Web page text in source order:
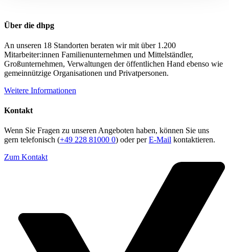
Über die dhpg
An unseren 18 Standorten beraten wir mit über 1.200
Mitarbeiter:innen Familienunternehmen und Mittelständler,
Großunternehmen, Verwaltungen der öffentlichen Hand ebenso wie
gemeinnützige Organisationen und Privatpersonen.
Weitere Informationen
Kontakt
Wenn Sie Fragen zu unseren Angeboten haben, können Sie uns
gern telefonisch (+49 228 81000 0) oder perE-Mail kontaktieren.
Zum Kontakt